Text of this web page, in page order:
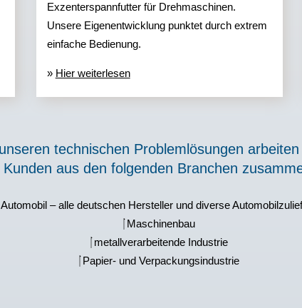
Exzenterspannfutter für Drehmaschinen.
Unsere Eigenentwicklung punktet durch extrem
einfache Bedienung.
» Hier weiterlesen
technischen Problemlösungen
Kunden aus den folgenden Branchen
– alle deutschen Hersteller und diverse
Maschinenbau
metallverarbeitende Industrie
Papier- und Verpackungsindustrie